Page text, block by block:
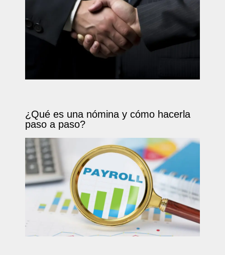
¿Qué es una nómina y cómo hacerla
paso a paso?